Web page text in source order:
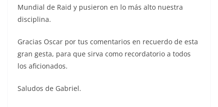
Mundial de Raid y pusieron en lo más alto nuestra
disciplina.
Gracias Oscar por tus comentarios en recuerdo de esta
gran gesta, para que sirva como recordatorio a todos
los aficionados.
Saludos de Gabriel.